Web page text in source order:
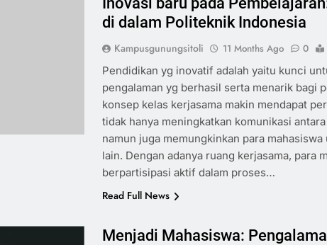
di dalam Politeknik Indonesia
Kampusgunungsitoli 11 Months Ago 0
Pendidikan yg inovatif adalah yaitu kunci
pengalaman yg berhasil serta menarik bagi
konsep kelas kerjasama makin mendapat
tidak hanya meningkatkan komunikasi
namun juga memungkinkan para
lain. Dengan adanya ruang kerjasama, para
berpartisipasi aktif dalam proses…
Read Full News
Menjadi Mahasiswa: